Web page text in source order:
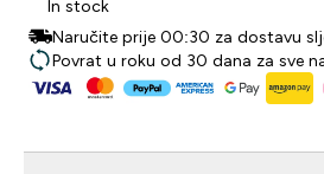
In stock
Naručite prije 00:30 za dostavu
Povrat u roku od 30 dana za sve